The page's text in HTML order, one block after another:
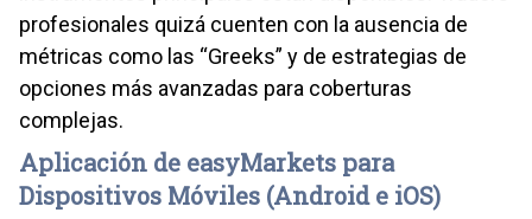
profesionales quizá cuenten con la ausencia de
métricas como las “Greeks” y de estrategias de
opciones más avanzadas para coberturas
complejas.
Aplicación de easyMarkets para
Dispositivos Móviles (Android e iOS)